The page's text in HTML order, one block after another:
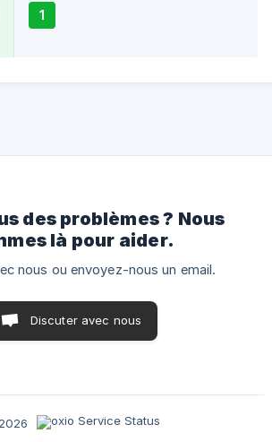
1
des problèmes ? Nous
là pour aider.
nous ou envoyez-nous un email.
Discuter avec nous